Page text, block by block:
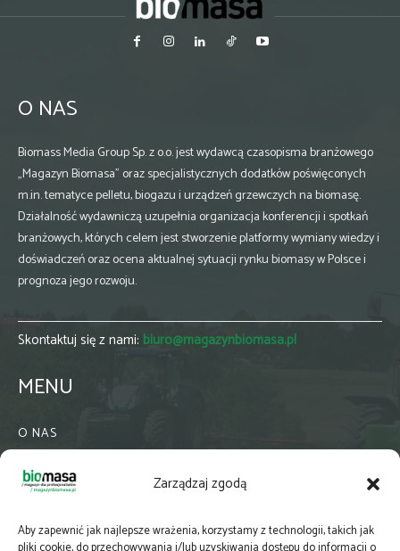
Zarządzaj zgodą
Aby zapewnić jak najlepsze wrażenia, korzystamy z technologii, takich jak
O NAS
Biomass Media Group Sp. z o.o. jest wydawcą czasopisma branżowego
„Magazyn Biomasa” oraz specjalistycznych dodatków poświęconych
m.in. tematyce pelletu, biogazu i urządzeń grzewczych na biomasę.
Działalność wydawniczą uzupełnia organizacja konferencji i spotkań
branżowych, których celem jest stworzenie platformy wymiany wiedzy i
doświadczeń oraz ocena aktualnej sytuacji rynku biomasy w Polsce i
prognoza jego rozwoju.
Skontaktuj się z nami: biuro@magazynbiomasa.pl
MENU
O NAS
WSPÓŁPRACA
PRENUMERATA